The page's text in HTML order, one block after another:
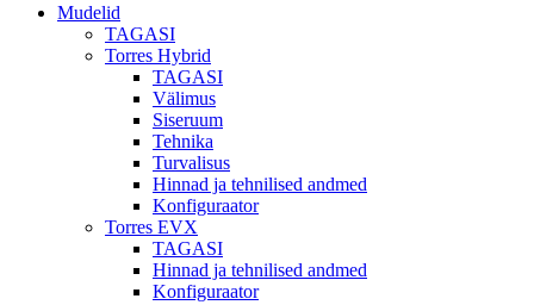
Mudelid
TAGASI
Torres Hybrid
TAGASI
Välimus
Siseruum
Tehnika
Turvalisus
Hinnad ja tehnilised andmed
Konfiguraator
Torres EVX
TAGASI
Hinnad ja tehnilised andmed
Konfiguraator